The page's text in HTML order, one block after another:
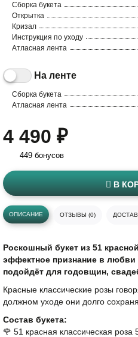
Сборка букета
Открытка
Кризал
Инструкция по уходу
Атласная лента
На ленте
Сборка букета
Атласная лента
4 490 ₽
449 бонусов
В
ОПИСАНИЕ ОТЗЫВЫ (0)
Роскошный букет из 51
эффектное признание в
подойдёт для годовщин,
Красные классические розы
должном уходе они долго
Состав букета:
🌹 51 красная классическая роза